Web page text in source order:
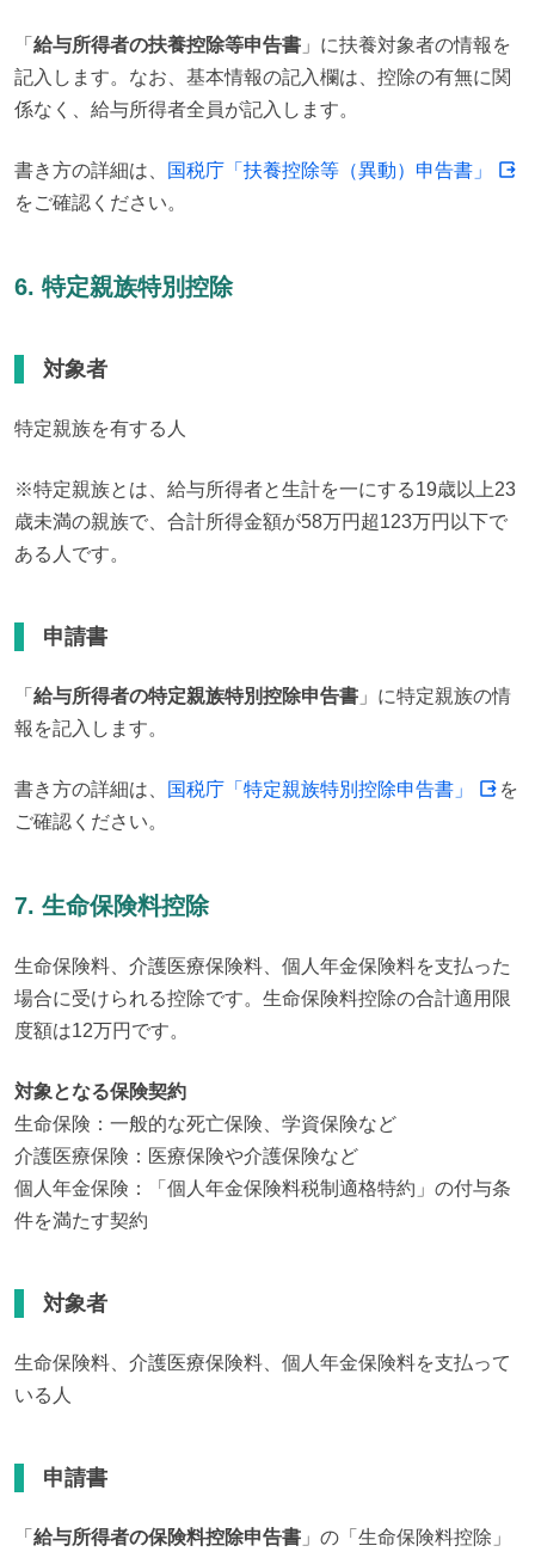
「 給与所得者の扶養控除等申告書 」に扶養対象者の情報を
記入します。なお、基本情報の記入欄は、控除の有無に関
係なく、給与所得者全員が記入します。
書き方の詳細は、
国税庁「扶養控除等（異動）申告書」
をご確認ください。
6. 特定親族特別控除
対象者
特定親族を有する人
※特定親族とは、給与所得者と生計を一にする19歳以上23
歳未満の親族で、合計所得金額が58万円超123万円以下で
ある人です。
申請書
「 給与所得者の特定親族特別控除申告書 」に特定親族の情
報を記入します。
書き方の詳細は、 国税庁「特定親族特別控除申告書」
を
ご確認ください。
7. 生命保険料控除
生命保険料、介護医療保険料、個人年金保険料を支払った
場合に受けられる控除です。生命保険料控除の合計適用限
度額は12万円です。
対象となる保険契約
生命保険：一般的な死亡保険、学資保険など
介護医療保険：医療保険や介護保険など
個人年金保険：「個人年金保険料税制適格特約」の付与条
件を満たす契約
対象者
生命保険料、介護医療保険料、個人年金保険料を支払って
いる人
申請書
「 給与所得者の保険料控除申告書 」の「生命保険料控除」